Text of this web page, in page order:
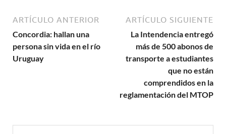
ARTÍCULO ANTERIOR
Concordia: hallan una
persona sin vida en el río
Uruguay
ARTÍCULO SIGUIENTE
La Intendencia entregó
más de 500 abonos de
transporte a estudiantes
que no están
comprendidos en la
reglamentación del MTOP